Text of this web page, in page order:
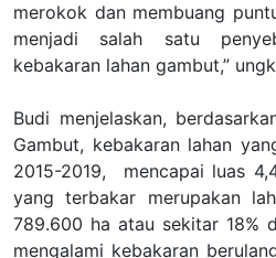
merokok dan membuang
menjadi salah satu
kebakaran lahan gambut,”
Budi menjelaskan,
Gambut, kebakaran lahan
2015-2019, mencapai luas
yang terbakar merupakan
789.600 ha atau sekitar 18%
mengalami kebakaran